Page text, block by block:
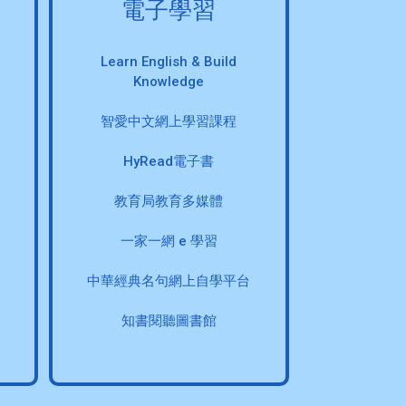
電子學習
Learn English & Build
Knowledge
智愛中文網上學習課程
HyRead電子書
教育局教育多媒體
一家一網 e 學習
中華經典名句網上自學平台
知書閱聽圖書館